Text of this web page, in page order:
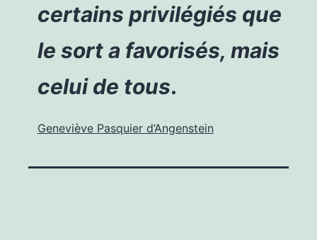
certains privilégiés que
le sort a favorisés, mais
celui de tous.
Geneviève Pasquier d’Angenstein